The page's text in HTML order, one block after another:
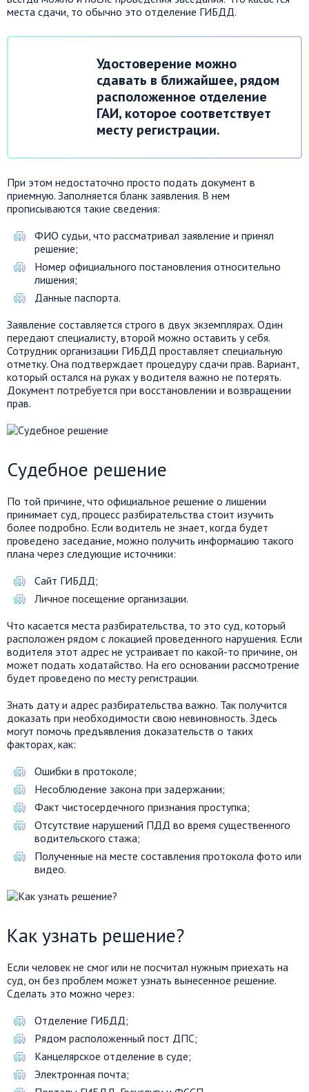
места сдачи, то обычно это отделение ГИБДД.
Удостоверение можно
сдавать в ближайшее, рядом
расположенное отделение
ГАИ, которое соответствует
месту регистрации.
При этом недостаточно просто подать документ в
приемную. Заполняется бланк заявления. В нем
прописываются такие сведения:
ФИО судьи, что рассматривал заявление и принял
решение;
Номер официального постановления относительно
лишения;
Данные паспорта.
Заявление составляется строго в двух экземплярах. Один
передают специалисту, второй можно оставить у себя.
Сотрудник организации ГИБДД проставляет специальную
отметку. Она подтверждает процедуру сдачи прав. Вариант,
который остался на руках у водителя важно не потерять.
Документ потребуется при восстановлении и возвращении
прав.
Судебное решение
По той причине, что официальное решение о лишении
принимает суд, процесс разбирательства стоит изучить
более подробно. Если водитель не знает, когда будет
проведено заседание, можно получить информацию такого
плана через следующие источники:
Сайт ГИБДД;
Личное посещение организации.
Что касается места разбирательства, то это суд, который
расположен рядом с локацией проведенного нарушения. Если
водителя этот адрес не устраивает по какой-то причине, он
может подать ходатайство. На его основании рассмотрение
будет проведено по месту регистрации.
Знать дату и адрес разбирательства важно. Так получится
доказать при необходимости свою невиновность. Здесь
могут помочь предъявления доказательств о таких
факторах, как:
Ошибки в протоколе;
Несоблюдение закона при задержании;
Факт чистосердечного признания проступка;
Отсутствие нарушений ПДД во время существенного
водительского стажа;
Полученные на месте составления протокола фото или
видео.
Как узнать решение?
Если человек не смог или не посчитал нужным приехать на
суд, он без проблем может узнать вынесенное решение.
Сделать это можно через:
Отделение ГИБДД;
Рядом расположенный пост ДПС;
Канцелярское отделение в суде;
Электронная почта;